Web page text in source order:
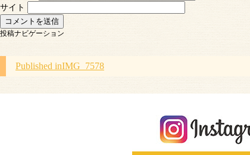
サイト
投稿ナビゲーション
Published inIMG_7578